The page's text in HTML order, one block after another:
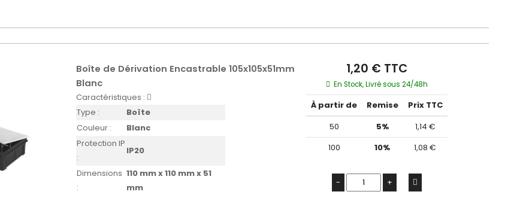
Boîte de Dérivation Encastrable 105x105x51mm
Blanc
Caractéristiques :
Type :
Boîte
Couleur :
Blanc
Protection IP
:
IP20
Dimensions
:
110 mm x 110 mm x 51
mm
1,20 € TTC
En Stock, Livré sous 24/48h
À partir de Remise
Prix TTC
50
5%
1,14 €
100
10% 1,08 €
- +